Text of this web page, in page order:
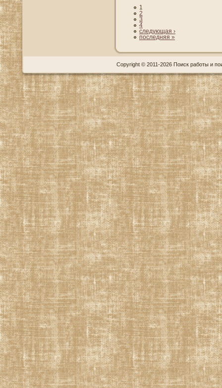
1
2
3
4
следующая ›
последняя »
Copyright © 2011-2026 Поиск работы и